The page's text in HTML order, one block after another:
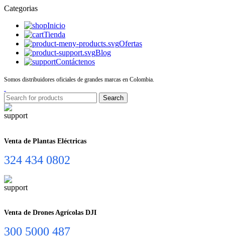
Categorias
Inicio
Tienda
Ofertas
Blog
Contáctenos
Somos distribuidores oficiales de grandes marcas en Colombia.
Search
Venta de Plantas Eléctricas
324 434 0802
Venta de Drones Agrícolas DJI
300 5000 487